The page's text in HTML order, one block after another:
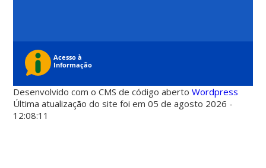
Desenvolvido com o CMS de código abertoWordpress
Última atualização do site foi em 05 de agosto 2026 -
12:08:11